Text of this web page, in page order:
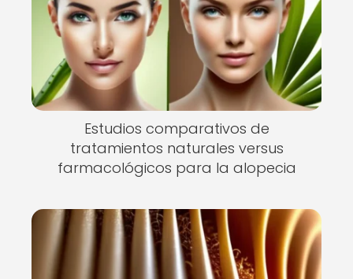
Estudios comparativos de
tratamientos naturales versus
farmacológicos para la alopecia